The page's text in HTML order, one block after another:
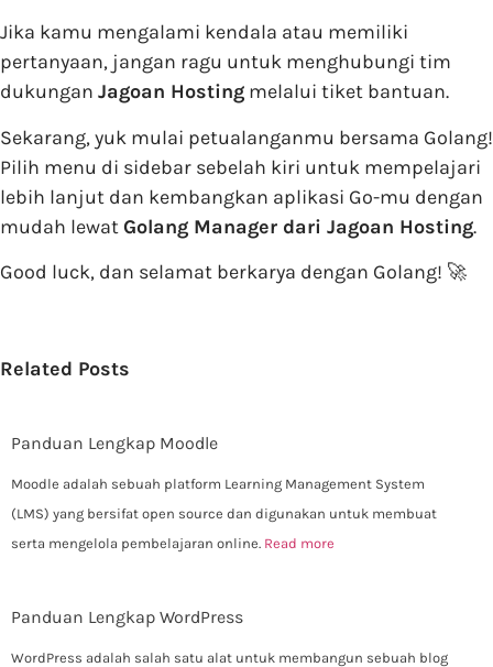
Jika kamu mengalami kendala atau memiliki
pertanyaan, jangan ragu untuk menghubungi tim
dukungan Jagoan Hosting melalui tiket bantuan.
Sekarang, yuk mulai petualanganmu bersama Golang!
Pilih menu di sidebar sebelah kiri untuk mempelajari
lebih lanjut dan kembangkan aplikasi Go-mu dengan
mudah lewatGolang Manager dari Jagoan Hosting.
Good luck, dan selamat berkarya dengan Golang! 🚀
Related Posts
Panduan Lengkap Moodle
Moodle adalah sebuah platform Learning Management System
(LMS) yang bersifat open source dan digunakan untuk membuat
serta mengelola pembelajaran online. Read more
Panduan Lengkap WordPress
WordPress adalah salah satu alat untuk membangun sebuah blog